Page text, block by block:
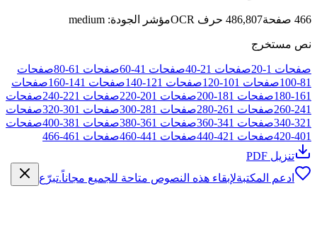
466 صفحة486,807 حرف OCR مؤشر الجودة:
medium
نص مستخرج
صفحات 1
-
20صفحات 21
-
40صفحات 41
-
60صفحات 61
-
80صفحات
81
-
100صفحات 101
-
120صفحات 121
-
140صفحات 141
-
160صفحات
161
-
180صفحات 181
-
200صفحات 201
-
220صفحات 221
-
240صفحات
241
-
260صفحات 261
-
280صفحات 281
-
300صفحات 301
-
320صفحات
321
-
340صفحات 341
-
360صفحات 361
-
380صفحات 381
-
400صفحات
401
-
420صفحات 421
-
440صفحات 441
-
460صفحات 461
-
466
تنزيل PDF
ادعم المكتبةلإبقاء هذه النصوص متاحة للجميع مجاناً.تبرّع